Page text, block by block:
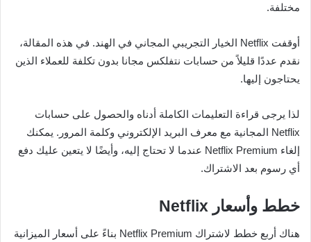
مختلفة.
أوقفت Netflix الخيار التجريبي المجاني في الهند. في هذه المقالة،
نقدم عددًا قليلاً من حسابات نتفلكس مجانا بدون تكلفة للعملاء الذين
يحتاجون إليها.
لذا يرجى قراءة التعليمات الكاملة أدناه والحصول على حسابات
Netflix المجانية مع معرف البريد الإلكتروني وكلمة المرور. يمكنك
إلغاء Netflix Premium عندما لا تحتاج إليه، وأيضًا لا يتعين عليك دفع
أي رسوم بعد الاشتراك.
خطط وأسعار Netflix
هناك أربع خطط لاشتراك Netflix Premium بناءً على أسعار الميزانية